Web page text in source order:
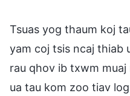
Tsuas yog thaum koj
yam coj tsis ncaj thiab
rau qhov ib txwm
ua tau kom zoo tiav